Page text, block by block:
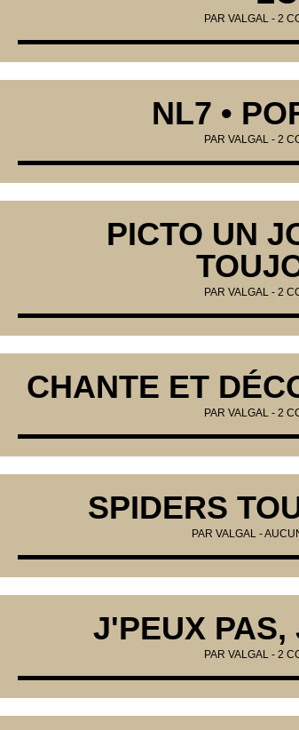
PAR VALGAL - 2
NL7 •
PAR VALGAL - 2
PICTO UN
PAR VALGAL - 2
CHANTE ET
PAR VALGAL - 2
SPIDERS
PAR VALGAL -
J'PEUX PAS,
PAR VALGAL - 2